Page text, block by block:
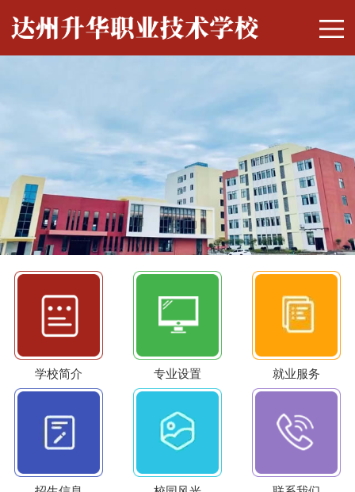
学校简介 专业设置 就业服务